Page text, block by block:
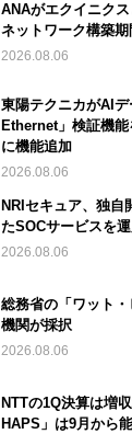
ANAがエクイニクス
ネットワーク構築
2026.08.06
東陽テクニカがAI
Ethernet」検証機
に機能追加
2026.08.06
NRIセキュア、独自
たSOCサービスを
2026.08.06
総務省の「ワット
機関が採択
2026.08.06
NTTの1Q決算は増
HAPS」は9月から